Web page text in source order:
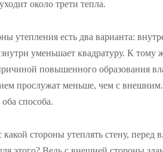
около трети тепла.
утепления есть два варианта:
уменьшает квадратуру. К тому
повышенного образования
прослужат меньше, чем с
способа.
какой стороны утеплять стену,